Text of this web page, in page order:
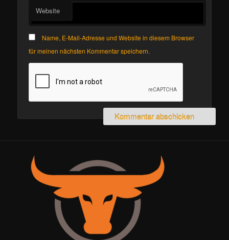
Website
Name, E-Mail-Adresse und Website in diesem Browser
für meinen nächsten Kommentar speichern.